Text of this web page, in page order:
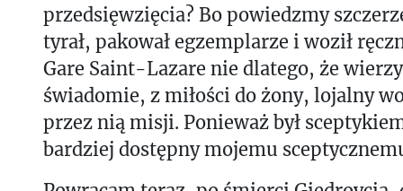
przedsięwzięcia? Bo powiedzmy
tyrał, pakował egzemplarze i woził
Gare Saint-Lazare nie dlatego, że
świadomie, z miłości do żony, lojalny
przez nią misji. Ponieważ był
bardziej dostępny mojemu